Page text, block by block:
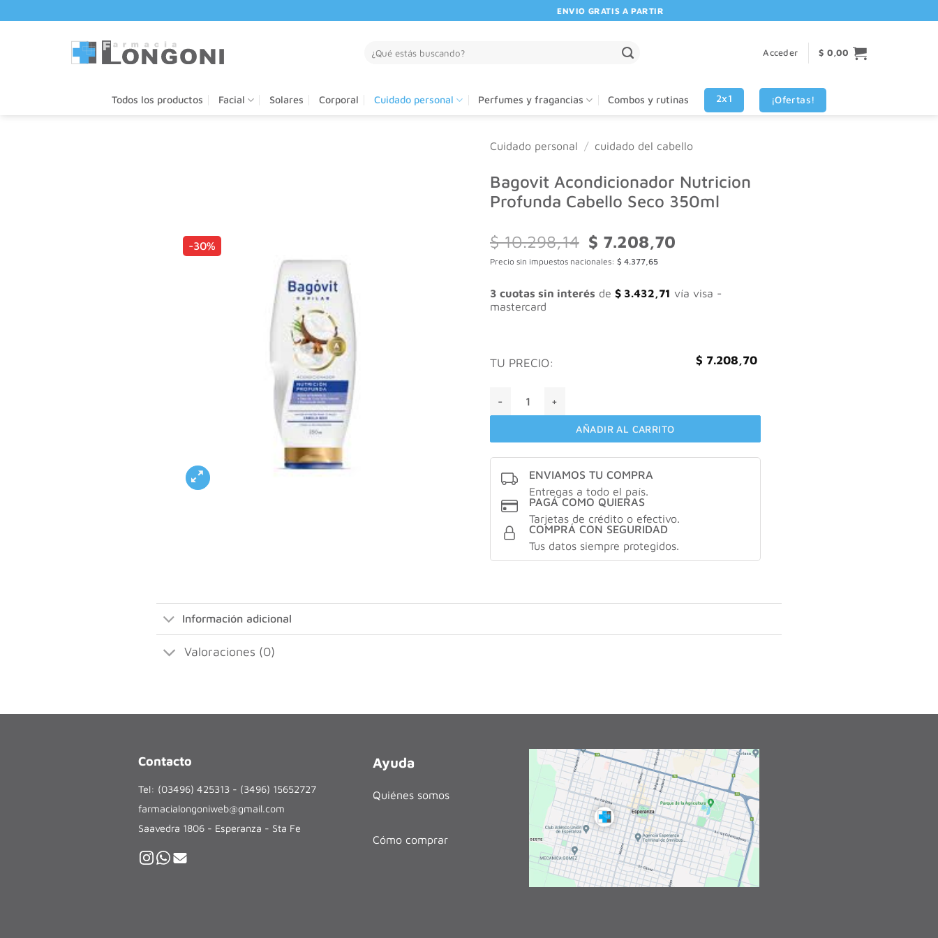
al
ENVIO GRATIS A PARTIR DE $80.000! 🚚 | 💳 3 CUOTAS SIN INTERES VISA - MASTERCARD
por:
Acceder $ 0,00
Todos los productos Facial Solares Corporal Cuidado personal Perfumes y fragancias Combos y rutinas 2x1 ¡Ofertas!
-30%
Cuidado personal / cuidado del cabello
Bagovit Acondicionador Nutricion
Profunda Cabello Seco 350ml
$10.298,14 El
precio
original
$ 10.298,14.
$ 7.208,70
$ 7.208,70.
Precio sin impuestos nacionales: $ 4.377,65
3 cuotas sin interés de $ 3.432,71 vía visa -
mastercard
TU PRECIO: $ 7.208,70
AÑADIR AL CARRITO
ENVIAMOS TU COMPRA
Entregas a todo el país.
PAGÁ COMO QUIERAS
Tarjetas de crédito o efectivo.
COMPRÁ CON SEGURIDAD
Tus datos siempre protegidos.
Información adicional
Valoraciones (0)
Contacto
Tel: (03496) 425313 - (3496) 15652727
farmacialongoniweb@gmail.com
Saavedra 1806 - Esperanza - Sta Fe
Ayuda
Quiénes somos
Cómo comprar